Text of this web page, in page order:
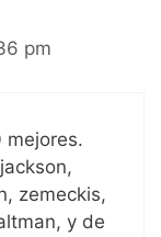
pm
mejores.
zemeckis,
y de